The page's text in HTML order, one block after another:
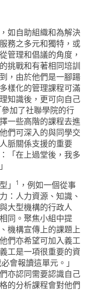
如自助組織和為解決
務之多元和獨特，或
管理和倡議的角度，
挑戰和有著相同培訓
，由於他們是一腳踼
樣化的管理課程可滿
知識後，更可向自己
參加了社聯學院的行
一些高階的課程去進
們可深入的與同學交
脈關係支援的重要
「在上過堂後，我多
」 1 ，例如一個從事
：人力資源、知識、
大型機構的行政人
同。 聚焦小組中提
機構宣傳上的課題上
們亦希望可加入義工
工是一項很重要的資
會報讀這單元。」
亦認同需要認識自己
的分析課程會對他們